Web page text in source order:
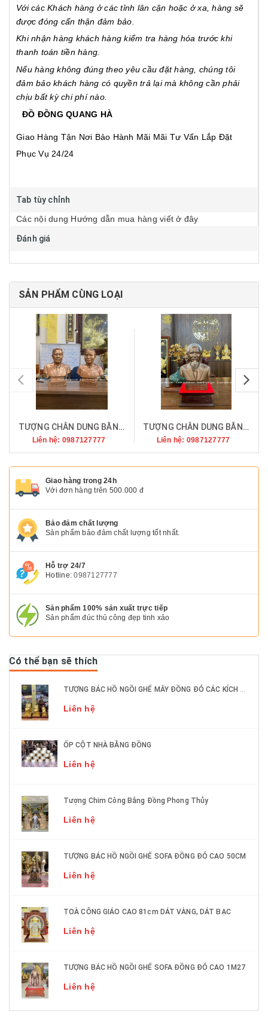
Với các Khách hàng ở các tỉnh lân cận hoặc ở xa, hàng sẽ
được đóng cẩn thận đảm bảo.
Khi nhận hàng khách hàng kiểm tra hàng hóa trước khi
thanh toán tiền hàng.
Nếu hàng không đúng theo yêu cầu đặt hàng, chúng tôi
đảm bảo khách hàng có quyền trả lại mà không cần phải
chịu bất kỳ chi phí nào.
ĐỒ ĐỒNG QUANG HÀ
Giao Hàng Tận Nơi Bảo Hành Mãi Mãi Tư Vấn Lắp Đặt
Phục Vụ 24/24
Tab tùy chỉnh
Các nội dung Hướng dẫn mua hàng viết ở đây
Đánh giá
SẢN PHẨM CÙNG LOẠI
TƯỢNG CHÂN DUNG BẰNG ĐỒNG MÀU CỔ
Liên hệ: 0987127777
TƯỢNG CHÂN DUNG BẰNG ĐỒNG MÀU CỔ
Liên hệ: 0987127777
Giao hàng trong 24h
Với đơn hàng trên 500.000 đ
Bảo đảm chất lượng
Sản phẩm bảo đảm chất lượng tốt nhất.
Hỗ trợ 24/7
Hotline:0987127777
Sản phẩm 100% sản xuất trực tiếp
Sản phẩm đúc thủ công đẹp tinh xảo
Có thể bạn sẽ thích
TƯỢNG BÁC HỒ NGỒI GHẾ MÂY ĐỒNG ĐỎ CÁC KÍCH THƯỚC DÁT VÀNG 9999
Liên hệ
ỐP CỘT NHÀ BẰNG ĐỒNG
Liên hệ
Tượng Chim Công Bằng Đồng Phong Thủy
Liên hệ
TƯỢNG BÁC HỒ NGỒI GHẾ SOFA ĐỒNG ĐỎ CAO 50CM
Liên hệ
TOÀ CÔNG GIÁO CAO 81cm DÁT VÀNG, DÁT BẠC
Liên hệ
TƯỢNG BÁC HỒ NGỒI GHẾ SOFA ĐỒNG ĐỎ CAO 1M27
Liên hệ